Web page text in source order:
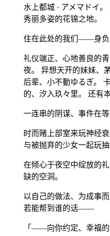
水上都城 · アメマドイ
秀丽多姿的花锦之地。
住在此处的我们——身负
礼仪端正、心地善良的
夜。 异想天开的妹妹、
后辈、小不動ゆるぎ。
的、汐入玖々里。 还有
一连串的阴谋、事件在
时而赌上部室来玩神经
与被抛弃的少女一起玩抽
在倾心于夜空中绽放的
缺的空洞。
以自己的做法、为成事
若能帮到谁的话——
「——向你约定、幸福的